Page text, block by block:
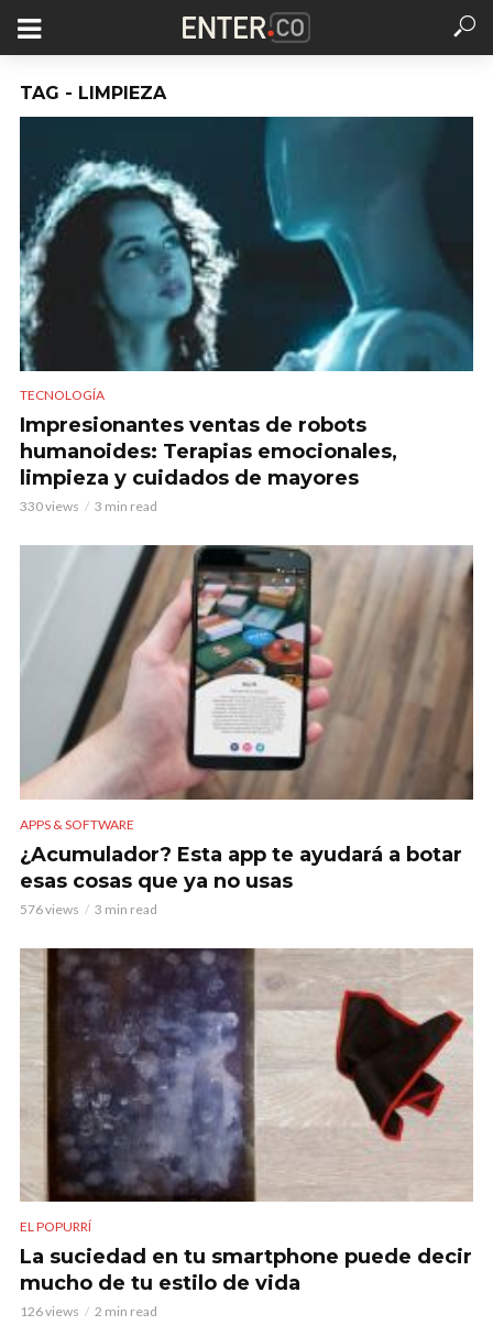
TAG - LIMPIEZA
TECNOLOGÍA
Impresionantes ventas de robots
humanoides: Terapias emocionales,
limpieza y cuidados de mayores
330 views 3 min read
APPS & SOFTWARE
¿Acumulador? Esta app te ayudará a botar
esas cosas que ya no usas
576 views 3 min read
EL POPURRÍ
La suciedad en tu smartphone puede decir
mucho de tu estilo de vida
126 views 2 min read